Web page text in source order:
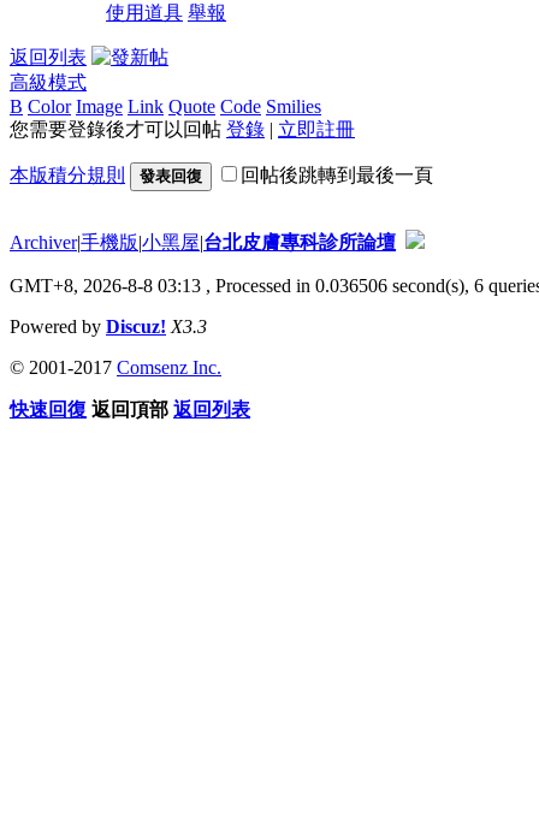
使用道具 舉報
返回列表
高級模式
B Color Image Link Quote Code Smilies
您需要登錄後才可以回帖 登錄 | 立即註冊
本版積分規則 發表回復 回帖後跳轉到最後一頁
Archiver|手機版|小黑屋|台北皮膚專科診所論壇
GMT+8, 2026-8-8 03:13 , Processed in 0.036506 second(s), 6
Powered by Discuz! X3.3
© 2001-2017 Comsenz Inc.
快速回復 返回頂部 返回列表